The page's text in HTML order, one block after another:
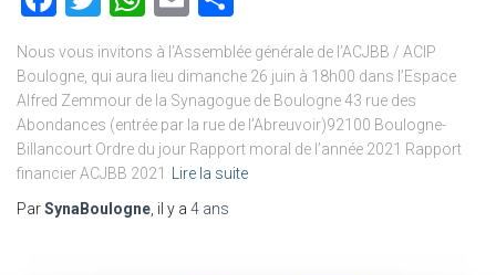
Nous vous invitons à l’Assemblée générale de l’ACJBB / ACIP
Boulogne, qui aura lieu dimanche 26 juin à 18h00 dans l’Espace
Alfred Zemmour de la Synagogue de Boulogne 43 rue des
Abondances (entrée par la rue de l’Abreuvoir)92100 Boulogne-
Billancourt Ordre du jour Rapport moral de l’année 2021 Rapport
financier ACJBB 2021 Lire la suite
ParSynaBoulogne , il y a 4 ans